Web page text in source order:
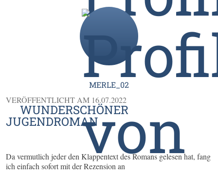
MERLE_02
VERÖFFENTLICHT AM 16.07.2022
WUNDERSCHÖNER
JUGENDROMAN
Da vermutlich jeder den Klappentext des Romans gelesen hat, fang
ich einfach sofort mit der Rezension an